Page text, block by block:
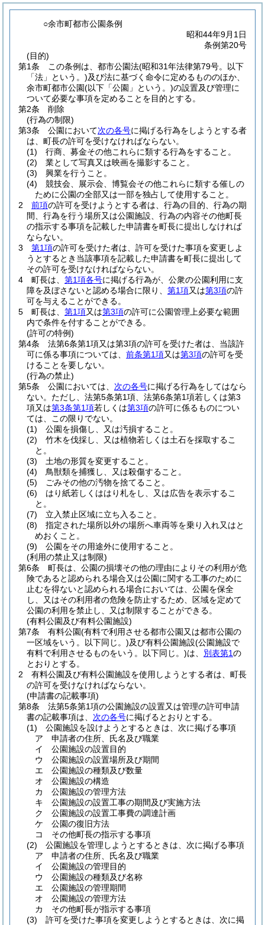
○余市町都市公園条例
昭和44年9月1日
条例第20号
(目的)
第1条
この条例は、都市公園法(昭和31年法律第79号。以下
「法」という。)及び法に基づく命令に定めるもののほか、
余市町都市公園(以下「公園」という。)の設置及び管理に
ついて必要な事項を定めることを目的とする。
第2条
削除
(行為の制限)
第3条
公園において次の各号に掲げる行為をしようとする者
は、町長の許可を受けなければならない。
(1)
行商、募金その他これらに類する行為をすること。
(2)
業として写真又は映画を撮影すること。
(3)
興業を行うこと。
(4)
競技会、展示会、博覧会その他これらに類する催しの
ために公園の全部又は一部を独占して使用すること。
2
前項の許可を受けようとする者は、行為の目的、行為の期
間、行為を行う場所又は公園施設、行為の内容その他町長
の指示する事項を記載した申請書を町長に提出しなければ
ならない。
3
第1項の許可を受けた者は、許可を受けた事項を変更しよ
うとするとき当該事項を記載した申請書を町長に提出して
その許可を受けなければならない。
4
町長は、 第1項各号に掲げる行為が、公衆の公園利用に支
障を及ぼさないと認める場合に限り、 第1項又は第3項の許
可を与えることができる。
5
町長は、 第1項又は第3項の許可に公園管理上必要な範囲
内で条件を付することができる。
(許可の特例)
第4条
法第6条第1項又は第3項の許可を受けた者は、当該許
可に係る事項については、 前条第1項又は第3項の許可を受
けることを要しない。
(行為の禁止)
第5条
公園においては、 次の各号に掲げる行為をしてはなら
ない。 ただし、法第5条第1項、法第6条第1項若しくは第3
項又は第3条第1項若しくは第3項の許可に係るものについ
ては、この限りでない。
(1)
公園を損傷し、又は汚損すること。
(2)
竹木を伐採し、又は植物若しくは土石を採取するこ
と。
(3)
土地の形質を変更すること。
(4)
鳥獣類を捕獲し、又は殺傷すること。
(5)
ごみその他の汚物を捨てること。
(6)
はり紙若しくははり札をし、又は広告を表示するこ
と。
(7)
立入禁止区域に立ち入ること。
(8)
指定された場所以外の場所へ車両等を乗り入れ又はと
めおくこと。
(9)
公園をその用途外に使用すること。
(利用の禁止又は制限)
第6条
町長は、公園の損壊その他の理由によりその利用が危
険であると認められる場合又は公園に関する工事のために
止むを得ないと認められる場合においては、公園を保全
し、又はその利用者の危険を防止するため、区域を定めて
公園の利用を禁止し、又は制限することができる。
(有料公園及び有料公園施設)
第7条
有料公園(有料で利用させる都市公園又は都市公園の
一区域をいう。以下同じ。)及び有料公園施設(公園施設で
有料で利用させるものをいう。以下同じ。)は、 別表第1の
とおりとする。
2
有料公園及び有料公園施設を使用しようとする者は、町長
の許可を受けなければならない。
(申請書の記載事項)
第8条
法第5条第1項の公園施設の設置又は管理の許可申請
書の記載事項は、 次の各号に掲げるとおりとする。
(1)
公園施設を設けようとするときは、次に掲げる事項
ア
申請者の住所、氏名及び職業
イ
公園施設の設置目的
ウ
公園施設の設置場所及び期間
エ
公園施設の種類及び数量
オ
公園施設の構造
カ
公園施設の管理方法
キ
公園施設の設置工事の期間及び実施方法
ク
公園施設の設置工事費の調達計画
ケ
公園の復旧方法
コ
その他町長の指示する事項
(2)
公園施設を管理しようとするときは、次に掲げる事項
ア
申請者の住所、氏名及び職業
イ
公園施設の管理目的
ウ
公園施設の種類及び名称
エ
公園施設の管理期間
オ
公園施設の管理方法
カ
その他町長が指示する事項
(3)
許可を受けた事項を変更しようとするときは、次に掲